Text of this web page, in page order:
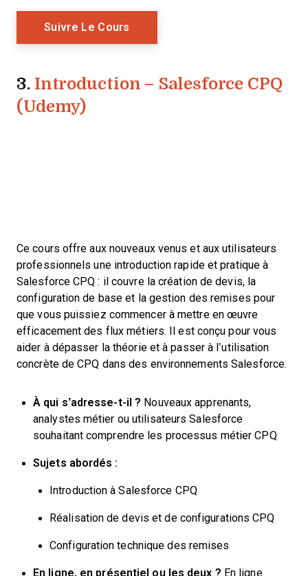
Suivre Le Cours
3. Introduction – Salesforce CPQ
(Udemy)
Ce cours offre aux nouveaux venus et aux utilisateurs
professionnels une introduction rapide et pratique à
Salesforce CPQ : il couvre la création de devis, la
configuration de base et la gestion des remises pour
que vous puissiez commencer à mettre en œuvre
efficacement des flux métiers. Il est conçu pour vous
aider à dépasser la théorie et à passer à l’utilisation
concrète de CPQ dans des environnements Salesforce.
À qui s’adresse-t-il ? Nouveaux apprenants,
analystes métier ou utilisateurs Salesforce
souhaitant comprendre les processus métier CPQ
Sujets abordés :
Introduction à Salesforce CPQ
Réalisation de devis et de configurations CPQ
Configuration technique des remises
En ligne, en présentiel ou les deux ? En ligne